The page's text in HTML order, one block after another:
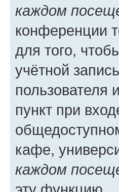
каждом
конференции
для того,
учётной
пользователя
пункт при
кафе,
каждом